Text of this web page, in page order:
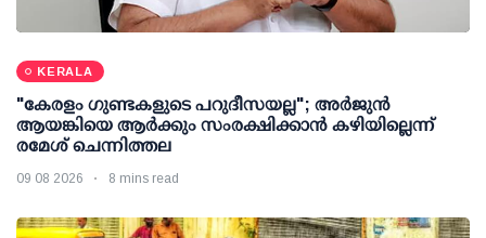
KERALA
"കേരളം ഗുണ്ടകളുടെ പറുദീസയല്ല"; അർജുൻ
ആയങ്കിയെ ആർക്കും സംരക്ഷിക്കാൻ കഴിയില്ലെന്ന്
രമേശ് ചെന്നിത്തല
09 08 2026 8 mins read